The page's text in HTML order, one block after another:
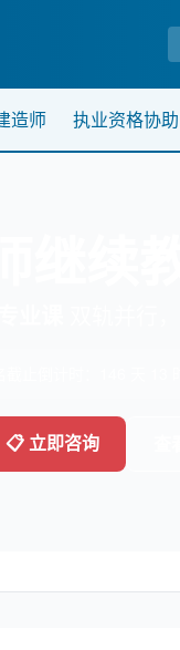
造师 执业资格协助
📋 立即咨询